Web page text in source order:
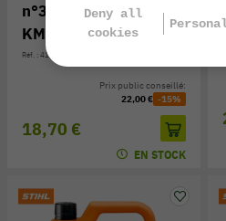
n°31 FS 131, FS 311,
KM 131, HT 133
Réf. : 4180-007-4103
18,70 €
Prix public conseillé:
22,00 € -15%
EN STOCK
Deny all
cookies